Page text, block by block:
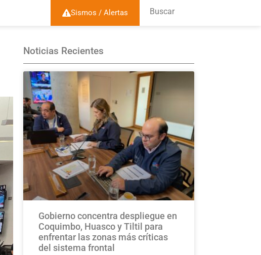
Sismos / Alertas Buscar
Noticias Recientes
Gobierno concentra despliegue en
Coquimbo, Huasco y Tiltil para
enfrentar las zonas más críticas
del sistema frontal